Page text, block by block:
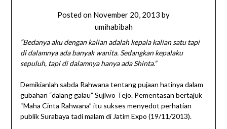
Posted on November 20, 2013 by
umihabibah
“Bedanya aku dengan kalian adalah kepala kalian satu tapi
di dalamnya ada banyak wanita. Sedangkan kepalaku
sepuluh, tapi di dalamnya hanya ada Shinta.”
Demikianlah sabda Rahwana tentang pujaan hatinya dalam
gubahan “dalang galau” Sujiwo Tejo. Pementasan bertajuk
“Maha Cinta Rahwana” itu sukses menyedot perhatian
publik Surabaya tadi malam di Jatim Expo (19/11/2013).